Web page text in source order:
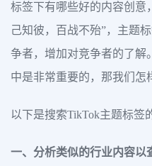
标签下有哪些好的内容创意
己知彼，百战不殆”，主题
争者，增加对竞争者的了解
中是非常重要的，那我们怎
以下是搜索TikTok主题标签
一、分析类似的行业内容以